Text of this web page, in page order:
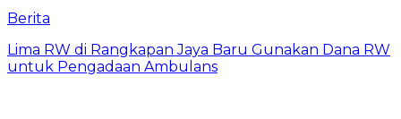
Berita
Lima RW di Rangkapan Jaya Baru Gunakan Dana RW
untuk Pengadaan Ambulans